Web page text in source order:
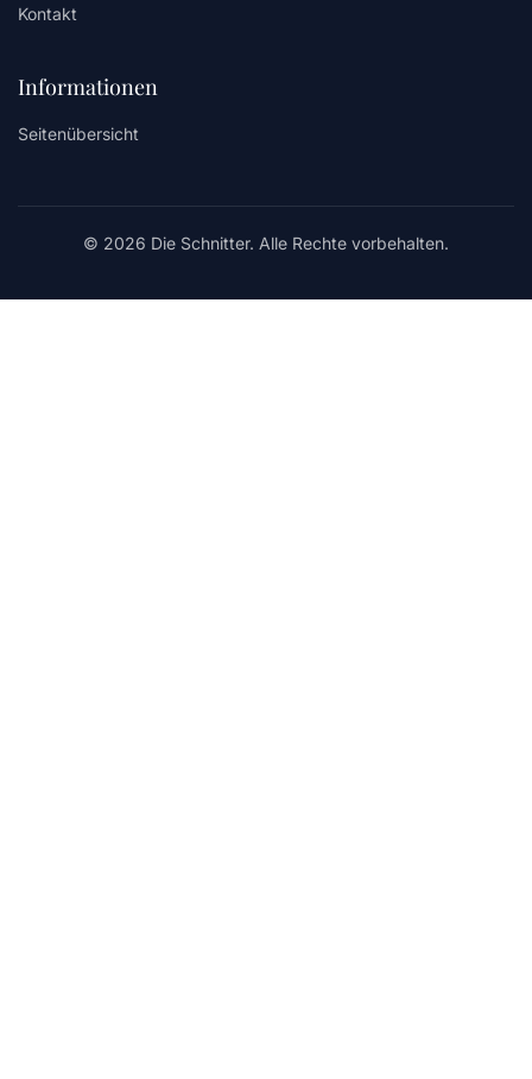
Kontakt
Informationen
Seitenübersicht
© 2026 Die Schnitter. Alle Rechte vorbehalten.